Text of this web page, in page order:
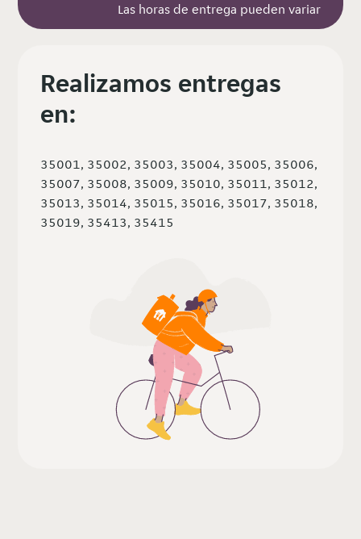
Las horas de entrega pueden variar
Realizamos entregas
en:
35001, 35002, 35003, 35004, 35005, 35006,
35007, 35008, 35009, 35010, 35011, 35012,
35013, 35014, 35015, 35016, 35017, 35018,
35019, 35413, 35415